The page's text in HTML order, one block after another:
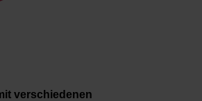
verschiedenen